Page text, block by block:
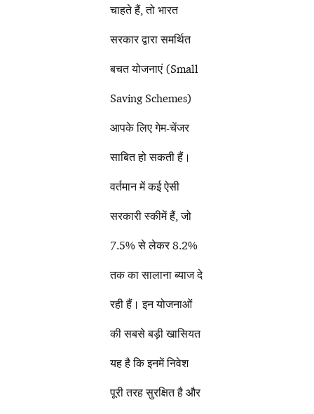
चाहते हैं, तो भारत
सरकार द्वारा समर्थित
बचत योजनाएं (Small
Saving Schemes)
आपके लिए गेम-चेंजर
साबित हो सकती हैं।
वर्तमान में कई ऐसी
सरकारी स्कीमें हैं, जो
7.5% से लेकर 8.2%
तक का सालाना ब्याज दे
रही हैं। इन योजनाओं
की सबसे बड़ी खासियत
यह है कि इनमें निवेश
पूरी तरह सुरक्षित है और